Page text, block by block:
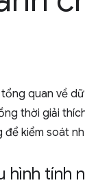
quan về
thời giải
kiểm soát
hình tính